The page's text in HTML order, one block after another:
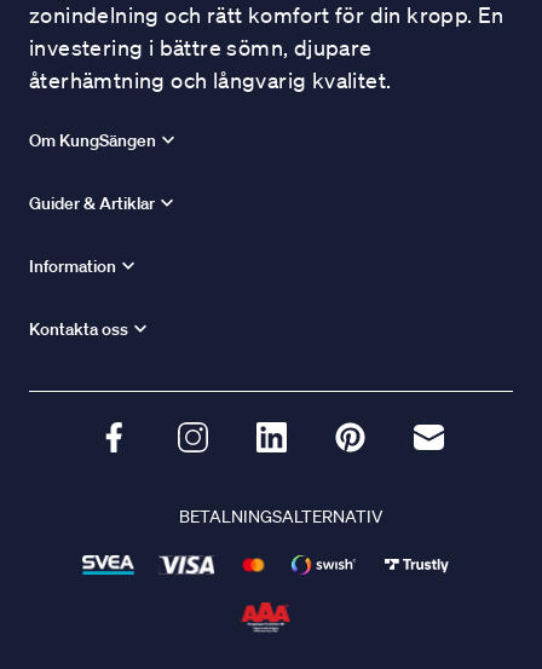
zonindelning och rätt komfort för din kropp. En
investering i bättre sömn, djupare
återhämtning och långvarig kvalitet.
Om KungSängen
Guider & Artiklar
Information
Kontakta oss
BETALNINGSALTERNATIV